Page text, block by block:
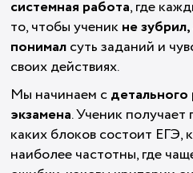
системная работа, где
то, чтобы ученикне
понималсуть заданий и
своих действиях.
Мы начинаем сдетального
экзамена. Ученик
каких блоков состоит ЕГЭ,
наиболее частотны, где